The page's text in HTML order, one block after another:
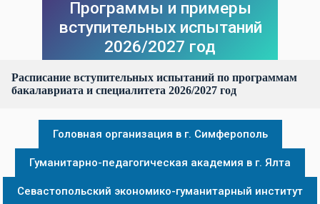
Программы и примеры
вступительных испытаний
2026/2027 год
Расписание вступительных испытаний по программам
бакалавриата и специалитета 2026/2027 год
Головная организация в г. Симферополь
Гуманитарно-педагогическая академия в г. Ялта
Севастопольский экономико-гуманитарный институт